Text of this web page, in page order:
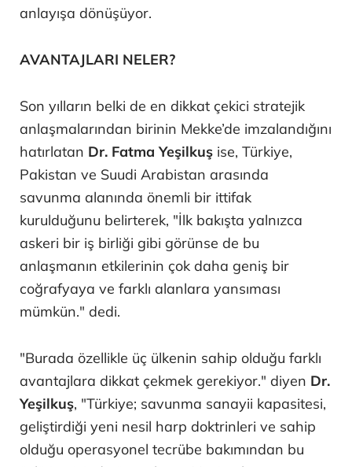
anlayışa dönüşüyor.
AVANTAJLARI NELER?
Son yılların belki de en dikkat çekici stratejik
anlaşmalarından birinin Mekke’de imzalandığını
hatırlatan Dr. Fatma Yeşilkuş ise, Türkiye,
Pakistan ve Suudi Arabistan arasında
savunma alanında önemli bir ittifak
kurulduğunu belirterek, "İlk bakışta yalnızca
askeri bir iş birliği gibi görünse de bu
anlaşmanın etkilerinin çok daha geniş bir
coğrafyaya ve farklı alanlara yansıması
mümkün." dedi.
"Burada özellikle üç ülkenin sahip olduğu farklı
avantajlara dikkat çekmek gerekiyor." diyen Dr.
Yeşilkuş, "Türkiye; savunma sanayii kapasitesi,
geliştirdiği yeni nesil harp doktrinleri ve sahip
olduğu operasyonel tecrübe bakımından bu